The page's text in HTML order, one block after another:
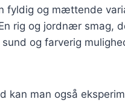
fyldig og mættende
rig og jordnær smag,
sund og farverig
kan man også